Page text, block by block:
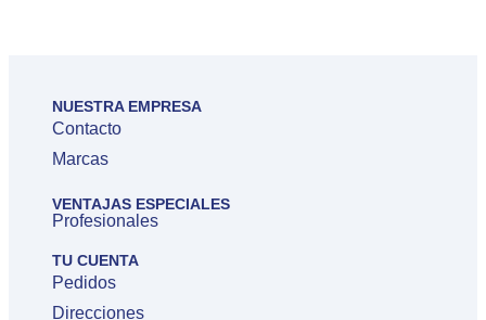
NUESTRA EMPRESA
Contacto
Marcas
VENTAJAS ESPECIALES
Profesionales
TU CUENTA
Pedidos
Direcciones